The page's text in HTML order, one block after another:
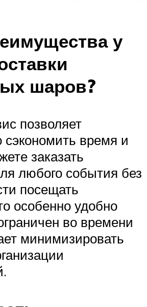
у
шаров?
позволяет
сэкономить время и
заказать
любого события без
посещать
особенно удобно
во времени
минимизировать